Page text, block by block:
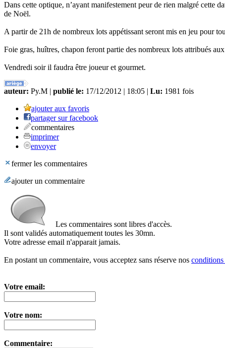
Dans cette optique, n’ayant manifestement peur de rien malgré cette
de Noël.
A partir de 21h de nombreux lots appétissant seront mis en jeu pour
Foie gras, huîtres, chapon feront partie des nombreux lots attribués
Vendredi soir il faudra être joueur et gourmet.
auteur: Py.M | publié le: 17/12/2012 | 18:05 | Lu: 1981 fois
ajouter aux favoris
partager sur facebook
commentaires
imprimer
envoyer
fermer les commentaires
ajouter un commentaire
Les commentaires sont libres d'accès.
Il sont validés automatiquement toutes les 30mn.
Votre adresse email n'apparait jamais.
En postant un commentaire, vous acceptez sans réserve nos
Votre email:
Votre nom:
Commentaire: